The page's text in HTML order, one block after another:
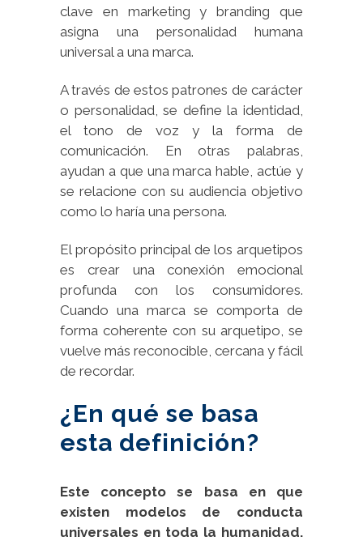
clave en marketing y branding que
asigna una personalidad humana
universal a una marca.
A través de estos patrones de carácter
o personalidad, se define la identidad,
el tono de voz y la forma de
comunicación. En otras palabras,
ayudan a que una marca hable, actúe y
se relacione con su audiencia objetivo
como lo haría una persona.
El propósito principal de los arquetipos
es crear una conexión emocional
profunda con los consumidores.
Cuando una marca se comporta de
forma coherente con su arquetipo, se
vuelve más reconocible, cercana y fácil
de recordar.
¿En qué se basa
esta definición?
Este concepto se basa en que
existen modelos de conducta
universales en toda la humanidad.